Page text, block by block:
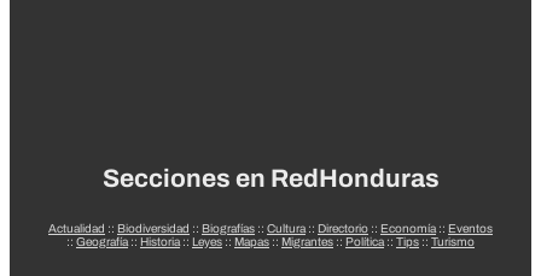
Secciones en RedHonduras
Actualidad :: Biodiversidad :: Biografías :: Cultura :: Directorio :: Economía :: Eventos
:: Geografía :: Historia :: Leyes :: Mapas :: Migrantes :: Política :: Tips :: Turismo